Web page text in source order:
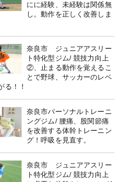
にに経験、未経験は関係無
し。動作を正しく改善しま
奈良市 ジュニアアスリー
ト特化型ジム/ 競技力向上
②、止まる動作を覚えるこ
とで野球、サッカーのレベ
る！！
奈良市パーソナルトレーニ
ングジム/ 腰痛、股関節痛
を改善する体幹トレーニン
グ！呼吸を見直す。
奈良市 ジュニアアスリー
ト特化型ジム/ 競技力向上